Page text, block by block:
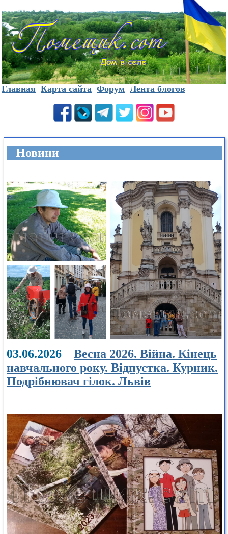
Главная Карта сайта Форум Лента блогов
Новини
03.06.2026 Весна 2026. Війна. Кінець
навчального року. Відпустка. Курник.
Подрібнювач гілок. Львів